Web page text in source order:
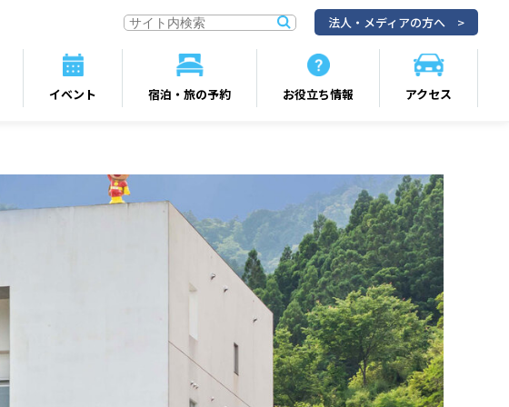
イベント 宿泊・旅の予約 お役立ち情報 アクセス
法人・メディアの方へ